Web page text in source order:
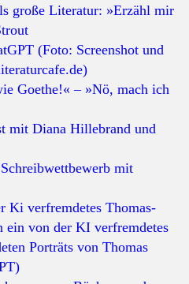
große Literatur: »Erzähl mir
Goethe!« – »Nö, mach ich
mit